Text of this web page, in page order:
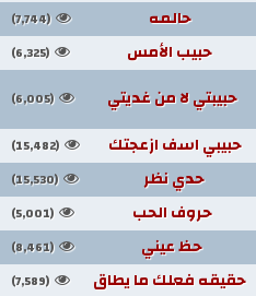
حالمه (7,744)
حبيب الأمس (6,325)
حبيبتي لا من غديتي (6,005)
حبيبي اسف ازعجتك (15,482)
حدي نظر (15,530)
حروف الحب (5,001)
حظ عيني (8,461)
حقيقه فعلك ما يطاق (7,589)